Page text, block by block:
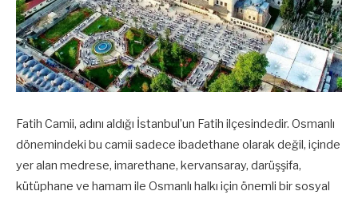
Fatih Camii, adını aldığı İstanbul’un Fatih ilçesindedir. Osmanlı
dönemindeki bu camii sadece ibadethane olarak değil, içinde
yer alan medrese, imarethane, kervansaray, darüşşifa,
kütüphane ve hamam ile Osmanlı halkı için önemli bir sosyal